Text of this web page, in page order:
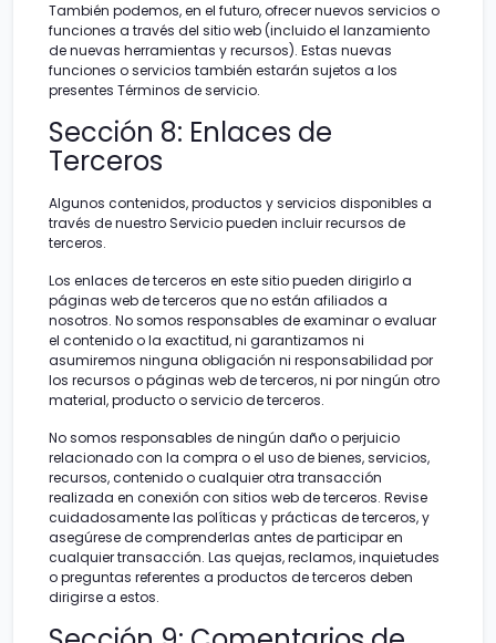
También podemos, en el futuro, ofrecer nuevos servicios o
funciones a través del sitio web (incluido el lanzamiento
de nuevas herramientas y recursos). Estas nuevas
funciones o servicios también estarán sujetos a los
presentes Términos de servicio.
Sección 8: Enlaces de
Terceros
Algunos contenidos, productos y servicios disponibles a
través de nuestro Servicio pueden incluir recursos de
terceros.
Los enlaces de terceros en este sitio pueden dirigirlo a
páginas web de terceros que no están afiliados a
nosotros. No somos responsables de examinar o evaluar
el contenido o la exactitud, ni garantizamos ni
asumiremos ninguna obligación ni responsabilidad por
los recursos o páginas web de terceros, ni por ningún otro
material, producto o servicio de terceros.
No somos responsables de ningún daño o perjuicio
relacionado con la compra o el uso de bienes, servicios,
recursos, contenido o cualquier otra transacción
realizada en conexión con sitios web de terceros. Revise
cuidadosamente las políticas y prácticas de terceros, y
asegúrese de comprenderlas antes de participar en
cualquier transacción. Las quejas, reclamos, inquietudes
o preguntas referentes a productos de terceros deben
dirigirse a estos.